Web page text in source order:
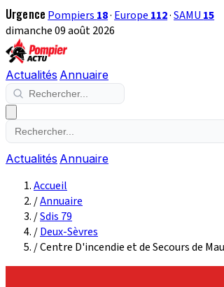
Urgence Pompiers 18· Europe 112·SAMU 15
dimanche 09 août 2026
Actualités Annuaire
Actualités Annuaire
Accueil
/Annuaire
/Sdis 79
/Deux-Sèvres
/Centre D'incendie et de Secours de